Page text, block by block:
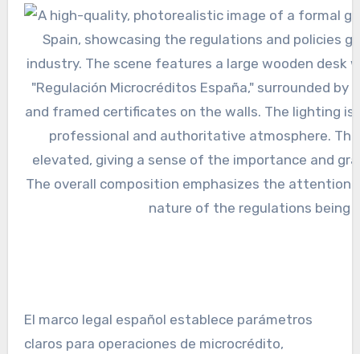
El marco legal español establece parámetros
claros para operaciones de microcrédito,